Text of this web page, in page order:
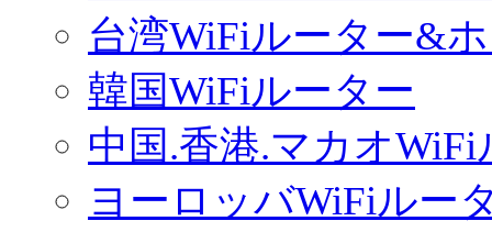
台湾WiFiルーター&
韓国WiFiルーター
中国.香港.マカオWiFi
ヨーロッバWiFiルー